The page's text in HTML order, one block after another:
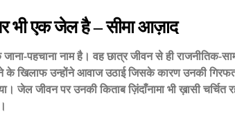
भी एक जेल है – सीमा आज़ाद
पहचाना नाम है। वह छात्र जीवन से ही राजनीतिक-
के खिलाफ उन्होंने आवाज उठाई जिसके कारण उनकी
जेल जीवन पर उनकी किताब ज़िंदाँनामा भी ख़ासी